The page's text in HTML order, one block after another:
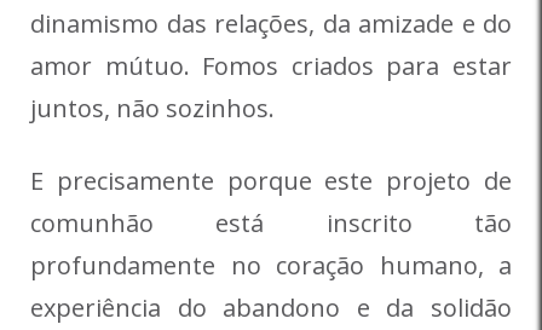
dinamismo das relações, da amizade e do
amor mútuo. Fomos criados para estar
juntos, não sozinhos.
E precisamente porque este projeto de
comunhão está inscrito tão
profundamente no coração humano, a
experiência do abandono e da solidão